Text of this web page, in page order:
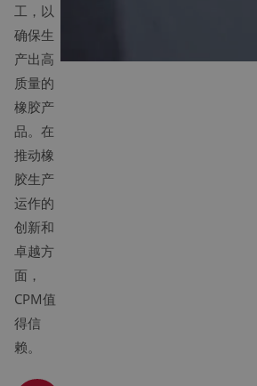
工，以
确保生
产出高
质量的
橡胶产
品。在
推动橡
胶生产
运作的
创新和
卓越方
面，
CPM值
得信
赖。